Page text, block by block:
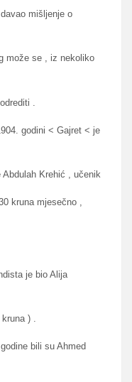
mišljenje o
može se , iz nekoliko
.
godini < Gajret < je
Krehić , učenik
kruna mjesečno ,
je bio Alija
) .
bili su Ahmed